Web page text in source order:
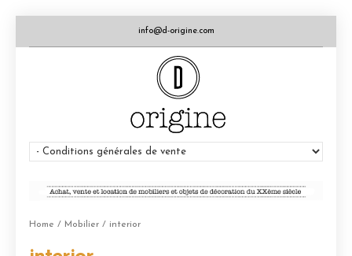
info@d-origine.com
Home / Mobilier / interior